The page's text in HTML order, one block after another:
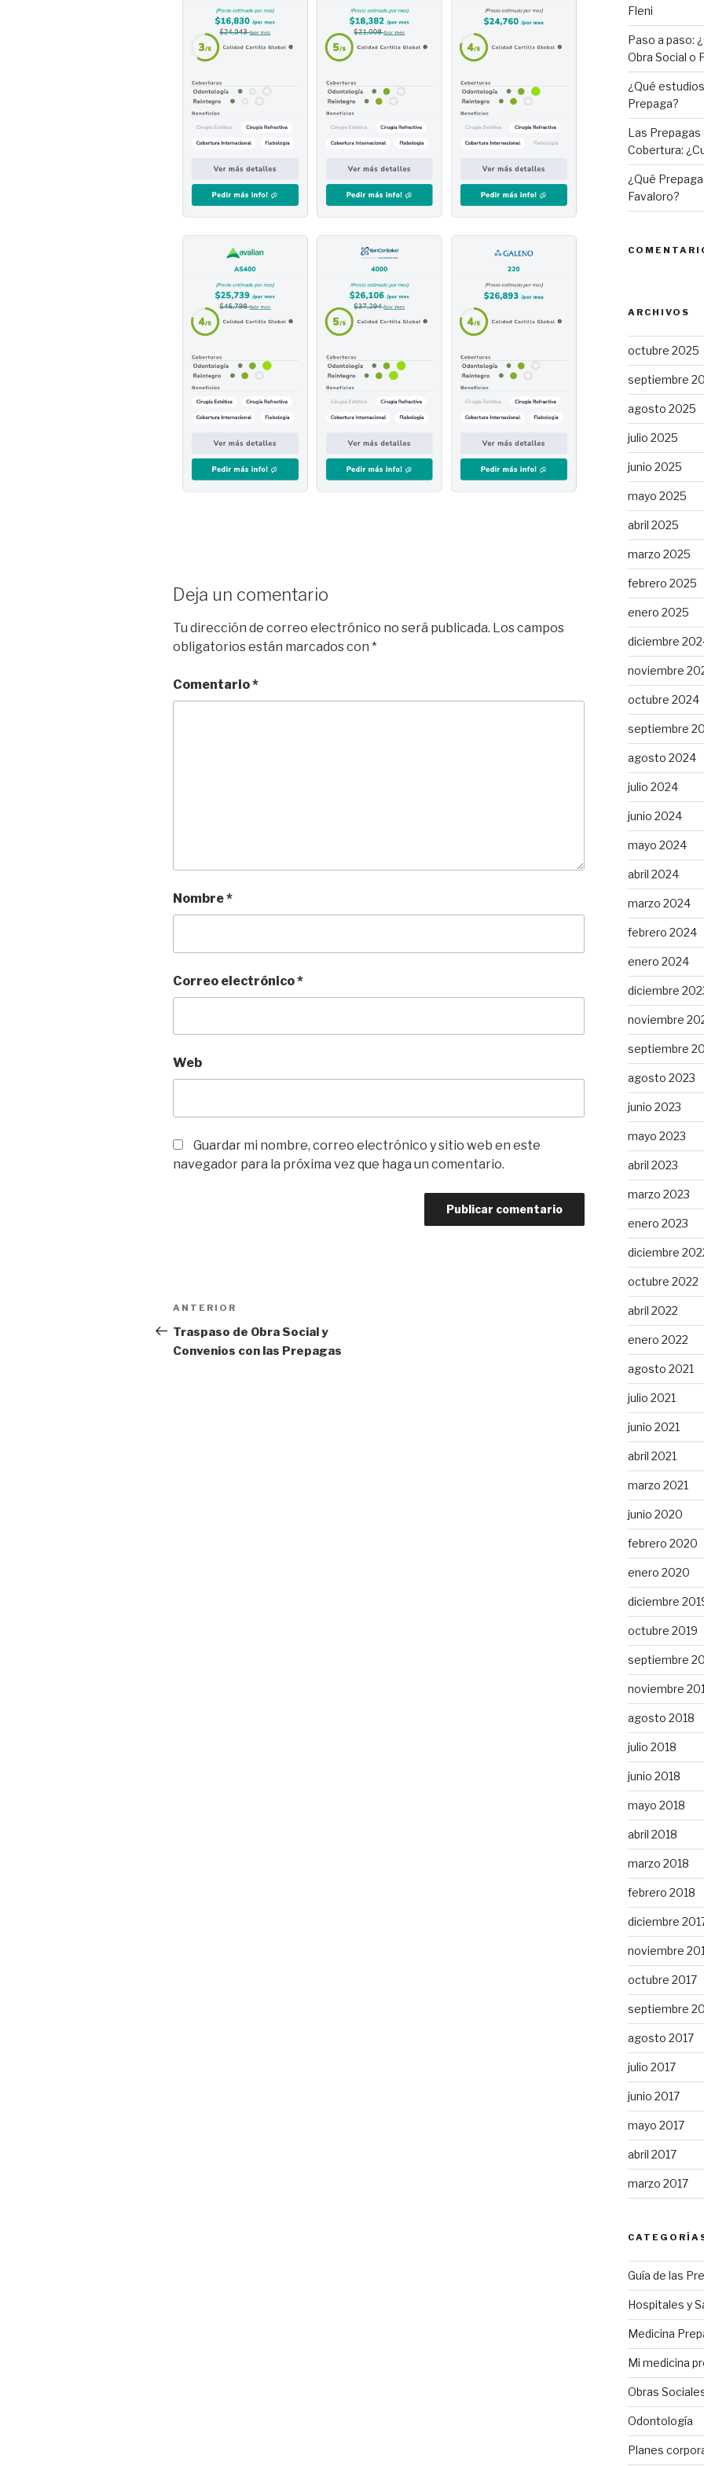
Deja un comentario
Tu dirección de correo electrónico no será publicada. Los campos
obligatorios están marcados con *
Comentario*
Nombre*
Correo electrónico*
Web
Guardar mi nombre, correo electrónico y sitio web en este
navegador para la próxima vez que haga un comentario.
Navegación
de
entradas
Entrada
anterior
ANTERIOR
Traspaso de Obra Social y
Convenios con las Prepagas
Fleni
Paso a paso:
Obra Social o
¿Qué
Prepaga?
Las
Cobertura:
¿Qué
Favaloro?
ARCHIVOS
octubre 2025
septiembre
agosto 2025
julio 2025
junio 2025
mayo 2025
abril 2025
marzo 2025
febrero 2025
enero 2025
diciembre
noviembre
octubre 2024
septiembre
agosto 2024
julio 2024
junio 2024
mayo 2024
abril 2024
marzo 2024
febrero 2024
enero 2024
diciembre
noviembre
septiembre
agosto 2023
junio 2023
mayo 2023
abril 2023
marzo 2023
enero 2023
diciembre
octubre 2022
abril 2022
enero 2022
agosto 2021
julio 2021
junio 2021
abril 2021
marzo 2021
junio 2020
febrero 2020
enero 2020
diciembre
octubre 2019
septiembre
noviembre
agosto 2018
julio 2018
junio 2018
mayo 2018
abril 2018
marzo 2018
febrero 2018
diciembre
noviembre
octubre 2017
septiembre
agosto 2017
julio 2017
junio 2017
mayo 2017
abril 2017
marzo 2017
Guía de las
Hospitales y
Medicina
Mi medicina
Obras
Odontología
Planes